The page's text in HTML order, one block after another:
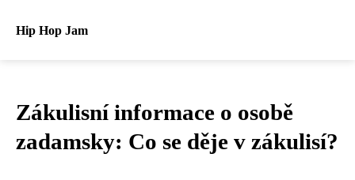
Hip Hop Jam
Zákulisní informace o osobě
zadamsky: Co se děje v zákulisí?